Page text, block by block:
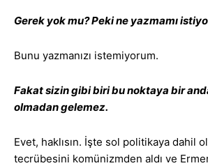
Gerek yok mu? Peki ne yazmamı
Bunu yazmanızı istemiyorum.
Fakat sizin gibi biri bu noktaya bir
olmadan gelemez.
Evet, haklısın. İşte sol politikaya dahil
tecrübesini komünizmden aldı ve